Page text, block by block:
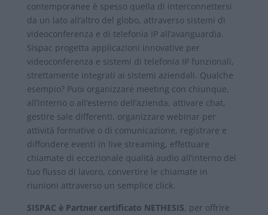
contemporanee è spesso quella di interconnettersi
da un lato all’altro del globo, attraverso sistemi di
videoconferenza e di telefonia IP all’avanguardia.
Sispac progetta applicazioni innovative per
videoconferenza e sistemi di telefonia IP funzionali,
strettamente integrati ai sistemi aziendali. Qualche
esempio? Puoi organizzare meeting con chiunque,
all’interno o all’esterno dell’azienda, attivare chat,
gestire sale differenti, organizzare webinar per
attività formative o di comunicazione, registrare e
diffondere eventi in live streaming, effettuare
chiamate di eccezionale qualità audio all’interno del
tuo flusso di lavoro, convertire le chiamate in
riunioni attraverso un semplice click.
SISPAC è Partner certificato NETHESIS, per offrire